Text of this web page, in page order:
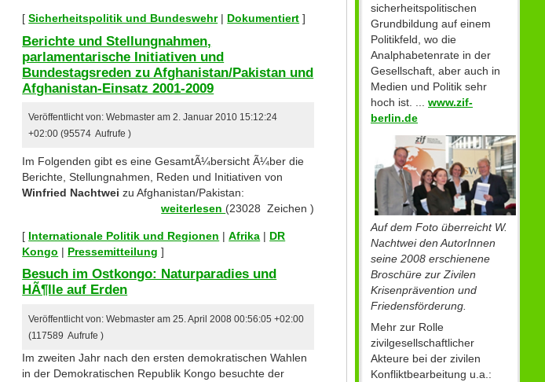
[Sicherheitspolitik und Bundeswehr| Dokumentiert ]
Berichte und Stellungnahmen,
parlamentarische Initiativen und
Bundestagsreden zu Afghanistan/Pakistan und
Afghanistan-Einsatz 2001-2009
Veröffentlicht von: Webmaster am 2. Januar 2010 15:12:24
+02:00 (95574 Aufrufe )
Im Folgenden gibt es eine GesamtÃ¼bersicht Ã¼ber die
Berichte, Stellungnahmen, Reden und Initiativen von
Winfried Nachtwei zu Afghanistan/Pakistan:
weiterlesen (23028 Zeichen )
[ Internationale Politik und Regionen |Afrika | DR
Kongo | Pressemitteilung ]
Besuch im Ostkongo: Naturparadies und
HÃ¶lle auf Erden
Veröffentlicht von: Webmaster am 25. April 2008 00:56:05 +02:00
(117589 Aufrufe )
Im zweiten Jahr nach den ersten demokratischen Wahlen
in der Demokratischen Republik Kongo besuchte der
sicherheitspolitischen
Grundbildung auf einem
Politikfeld, wo die
Analphabetenrate in der
Gesellschaft, aber auch in
Medien und Politik sehr
hoch ist. ... www.zif-
berlin.de
Auf dem Foto überreicht W.
Nachtwei den AutorInnen
seine 2008 erschienene
Broschüre zur Zivilen
Krisenprävention und
Friedensförderung.
Mehr zur Rolle
zivilgesellschaftlicher
Akteure bei der zivilen
Konfliktbearbeitung u.a.: